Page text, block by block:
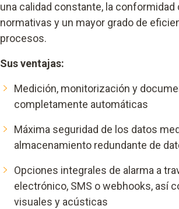
una calidad constante, la conformidad
normativas y un mayor grado de
procesos.
Sus ventajas:
Medición, monitorización y
completamente automáticas
Máxima seguridad de los datos
almacenamiento redundante de
Opciones integrales de alarma a
electrónico, SMS o webhooks, así
visuales y acústicas